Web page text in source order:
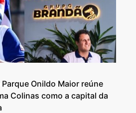
Onildo Maior reúne
Colinas como a capital da